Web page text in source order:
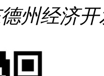
州经济